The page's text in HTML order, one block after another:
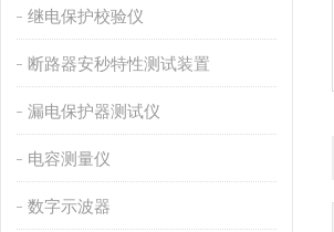
继电保护校验仪
断路器安秒特性测试装置
漏电保护器测试仪
电容测量仪
数字示波器